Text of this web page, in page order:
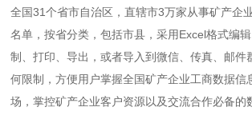
全国31个省市自治区，直辖市3万家从事矿产企
名单，按省分类，包括市县，采用Excel格式编
制、打印、导出，或者导入到微信、传真、邮件
何限制，方便用户掌握全国矿产企业工商数据信
场，掌控矿产企业客户资源以及交流合作必备的